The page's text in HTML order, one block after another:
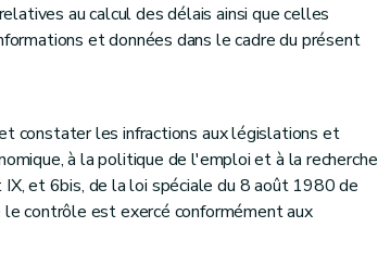
au calcul des délais ainsi que celles
et données dans le cadre du présent
constater les infractions aux législations et
à la politique de l'emploi et à la recherche
IX, et 6bis, de la loi spéciale du 8 août 1980 de
contrôle est exercé conformément aux